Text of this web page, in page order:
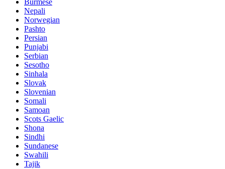
Burmese
Nepali
Norwegian
Pashto
Persian
Punjabi
Serbian
Sesotho
Sinhala
Slovak
Slovenian
Somali
Samoan
Scots Gaelic
Shona
Sindhi
Sundanese
Swahili
Tajik